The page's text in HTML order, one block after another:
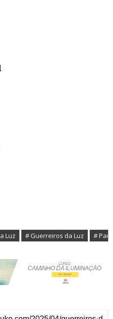
Luz # Guerreiros da Luz
# Pai